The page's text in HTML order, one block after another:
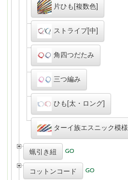
片ひも[複数色]
ストライプ[中]
角四つだたみ
三つ編み
ひも[太・ロング]
ターイ族エスニック模様
蝋引き紐
コットンコード